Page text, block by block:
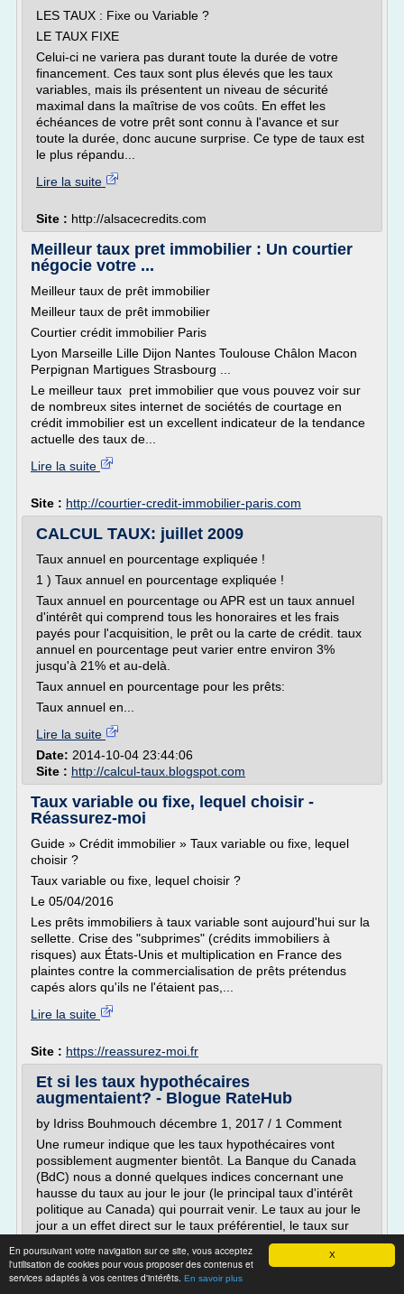
X
En poursuivant votre navigation sur ce site, vous acceptez
l'utilisation de cookies pour vous proposer des contenus et
services adaptés à vos centres d'intérêts. En savoir plus
LES TAUX : Fixe ou Variable ?
LE TAUX FIXE
Celui-ci ne variera pas durant toute la durée de votre
financement. Ces taux sont plus élevés que les taux
variables, mais ils présentent un niveau de sécurité
maximal dans la maîtrise de vos coûts. En effet les
échéances de votre prêt sont connu à l'avance et sur
toute la durée, donc aucune surprise. Ce type de taux est
le plus répandu...
Lire la suite
Site : http://alsacecredits.com
Meilleur taux pret immobilier : Un courtier
négocie votre ...
Meilleur taux de prêt immobilier
Meilleur taux de prêt immobilier
Courtier crédit immobilier Paris
Lyon Marseille Lille Dijon Nantes Toulouse Châlon Macon
Perpignan Martigues Strasbourg ...
Le meilleur taux pret immobilier que vous pouvez voir sur
de nombreux sites internet de sociétés de courtage en
crédit immobilier est un excellent indicateur de la tendance
actuelle des taux de...
Lire la suite
Site : http://courtier-credit-immobilier-paris.com
CALCUL TAUX: juillet 2009
Taux annuel en pourcentage expliquée !
1 ) Taux annuel en pourcentage expliquée !
Taux annuel en pourcentage ou APR est un taux annuel
d'intérêt qui comprend tous les honoraires et les frais
payés pour l'acquisition, le prêt ou la carte de crédit. taux
annuel en pourcentage peut varier entre environ 3%
jusqu'à 21% et au-delà.
Taux annuel en pourcentage pour les prêts:
Taux annuel en...
Lire la suite
Date: 2014-10-04 23:44:06
Site : http://calcul-taux.blogspot.com
Taux variable ou fixe, lequel choisir -
Réassurez-moi
Guide » Crédit immobilier » Taux variable ou fixe, lequel
choisir ?
Taux variable ou fixe, lequel choisir ?
Le 05/04/2016
Les prêts immobiliers à taux variable sont aujourd'hui sur la
sellette. Crise des "subprimes" (crédits immobiliers à
risques) aux États-Unis et multiplication en France des
plaintes contre la commercialisation de prêts prétendus
capés alors qu'ils ne l'étaient pas,...
Lire la suite
Site : https://reassurez-moi.fr
Et si les taux hypothécaires
augmentaient? - Blogue RateHub
by Idriss Bouhmouch décembre 1, 2017 / 1 Comment
Une rumeur indique que les taux hypothécaires vont
possiblement augmenter bientôt. La Banque du Canada
(BdC) nous a donné quelques indices concernant une
hausse du taux au jour le jour (le principal taux d'intérêt
politique au Canada) qui pourrait venir. Le taux au jour le
jour a un effet direct sur le taux préférentiel, le taux sur
Lire la suite